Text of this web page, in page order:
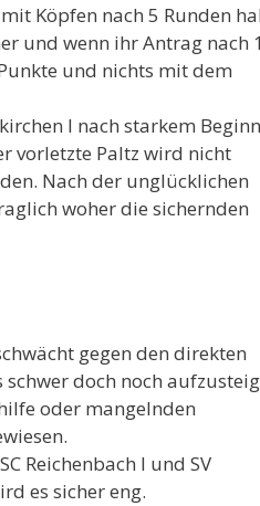
Köpfen nach 5 Runden
und wenn ihr Antrag nach
und nichts mit dem
I nach starkem Beginn
vorletzte Paltz wird nicht
Nach der unglücklichen
woher die sichernden
gegen den direkten
doch noch
oder mangelnden
Reichenbach I und SV
es sicher eng.